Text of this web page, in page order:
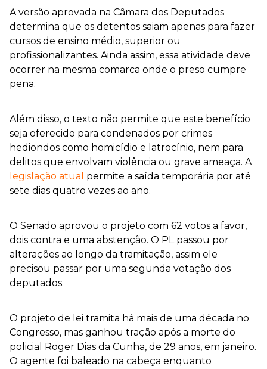
A versão aprovada na Câmara dos Deputados
determina que os detentos saiam apenas para fazer
cursos de ensino médio, superior ou
profissionalizantes. Ainda assim, essa atividade deve
ocorrer na mesma comarca onde o preso cumpre
pena.
Além disso, o texto não permite que este benefício
seja oferecido para condenados por crimes
hediondos como homicídio e latrocínio, nem para
delitos que envolvam violência ou grave ameaça. A
legislação atual permite a saída temporária por até
sete dias quatro vezes ao ano.
O Senado aprovou o projeto com 62 votos a favor,
dois contra e uma abstenção. O PL passou por
alterações ao longo da tramitação, assim ele
precisou passar por uma segunda votação dos
deputados.
O projeto de lei tramita há mais de uma década no
Congresso, mas ganhou tração após a morte do
policial Roger Dias da Cunha, de 29 anos, em janeiro.
O agente foi baleado na cabeça enquanto